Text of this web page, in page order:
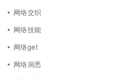
网络交织
网络技能
网络get
网络洞悉